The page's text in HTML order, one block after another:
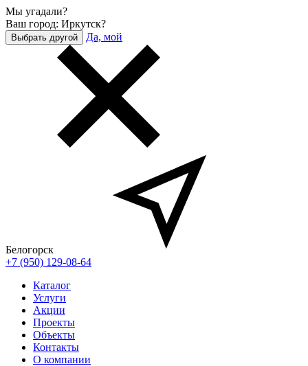
Мы угадали?
Ваш город: Иркутск?
Выбрать другой Да, мой
Белогорск
+7 (950) 129-08-64
Каталог
Услуги
Акции
Проекты
Объекты
Контакты
О компании